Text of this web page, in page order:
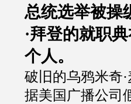
总统选举被操
·拜登的就职
个人。
破旧的乌鸦米奇·
据美国广播公司